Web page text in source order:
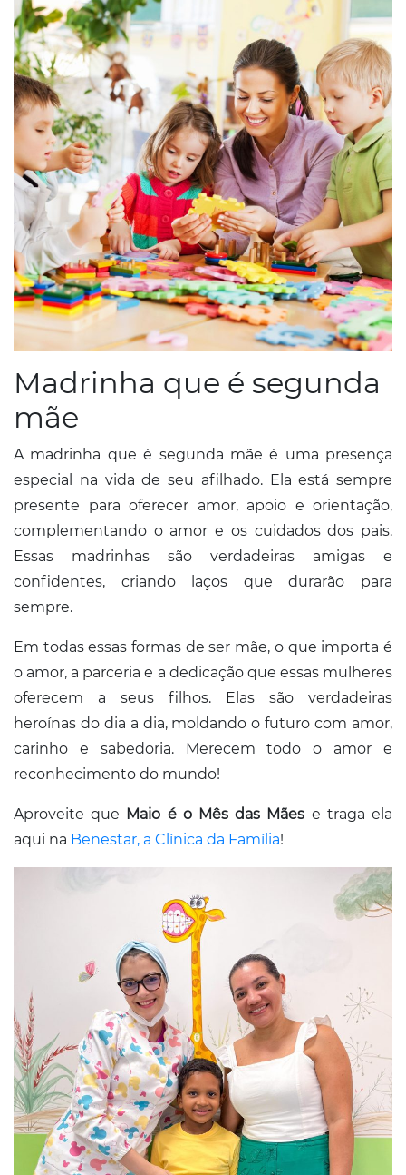
Madrinha que é segunda
mãe
A madrinha que é segunda mãe é uma presença
especial na vida de seu afilhado. Ela está sempre
presente para oferecer amor, apoio e orientação,
complementando o amor e os cuidados dos pais.
Essas madrinhas são verdadeiras amigas e
confidentes, criando laços que durarão para
sempre.
Em todas essas formas de ser mãe, o que importa é
o amor, a parceria e a dedicação que essas mulheres
oferecem a seus filhos. Elas são verdadeiras
heroínas do dia a dia, moldando o futuro com amor,
carinho e sabedoria. Merecem todo o amor e
reconhecimento do mundo!
Aproveite que Maio é o Mês das Mães e traga ela
aqui na Benestar, a Clínica da Família!